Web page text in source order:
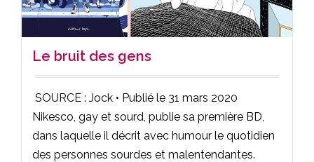
Le bruit des gens
SOURCE : Jock • Publié le 31 mars 2020
Nikesco, gay et sourd, publie sa première BD,
dans laquelle il décrit avec humour le quotidien
des personnes sourdes et malentendantes.